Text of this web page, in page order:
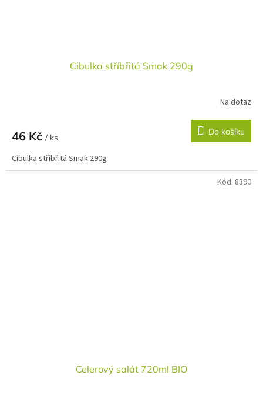
Cibulka stříbřitá Smak 290g
Na dotaz
46 Kč / ks
Do košíku
Cibulka stříbřitá Smak 290g
Celerový salát 720ml BIO
Kód: 8390